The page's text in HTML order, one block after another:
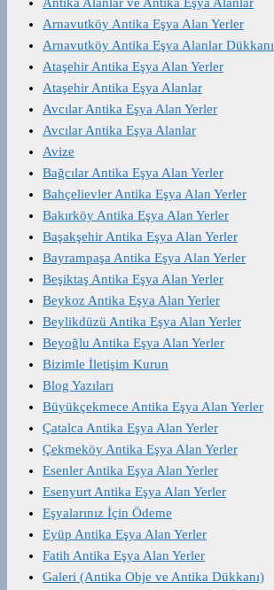
Arnavutköy Antika Eşya Alan Yerler
Arnavutköy Antika Eşya Alanlar Dükkanı
Ataşehir Antika Eşya Alan Yerler
Ataşehir Antika Eşya Alanlar
Avcılar Antika Eşya Alan Yerler
Avcılar Antika Eşya Alanlar
Avize
Bağcılar Antika Eşya Alan Yerler
Bahçelievler Antika Eşya Alan Yerler
Bakırköy Antika Eşya Alan Yerler
Başakşehir Antika Eşya Alan Yerler
Bayrampaşa Antika Eşya Alan Yerler
Beşiktaş Antika Eşya Alan Yerler
Beykoz Antika Eşya Alan Yerler
Beylikdüzü Antika Eşya Alan Yerler
Beyoğlu Antika Eşya Alan Yerler
Bizimle İletişim Kurun
Blog Yazıları
Büyükçekmece Antika Eşya Alan Yerler
Çatalca Antika Eşya Alan Yerler
Çekmeköy Antika Eşya Alan Yerler
Esenler Antika Eşya Alan Yerler
Esenyurt Antika Eşya Alan Yerler
Eşyalarınız İçin Ödeme
Eyüp Antika Eşya Alan Yerler
Fatih Antika Eşya Alan Yerler
Galeri (Antika Obje ve Antika Dükkanı)